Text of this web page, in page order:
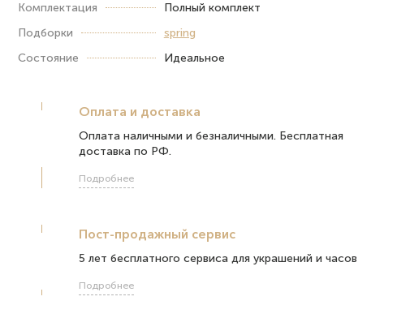
Комплектация
Полный комплект
Подборки
spring
Состояние
Идеальное
Оплата и доставка
Оплата наличными и безналичными. Бесплатная
доставка по РФ.
Подробнее
Пост-продажный сервис
5 лет бесплатного сервиса для украшений и часов
Подробнее